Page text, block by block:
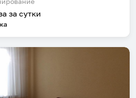
за сутки